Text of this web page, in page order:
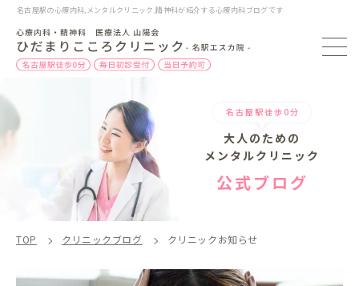
名古屋駅の心療内科,メンタルクリニック,精神科が紹介する心療内科ブログです
名古屋駅徒歩0分
大人のための
メンタルクリニック
公式ブログ
TOP クリニックブログ クリニックお知らせ